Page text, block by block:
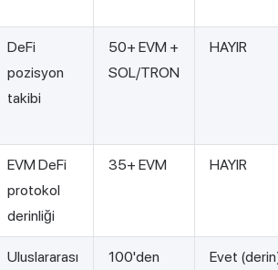
DeFi
pozisyon
takibi
50+ EVM +
SOL/TRON
HAYIR
EVM DeFi
protokol
derinliği
35+ EVM HAYIR
Uluslararası 100'den Evet